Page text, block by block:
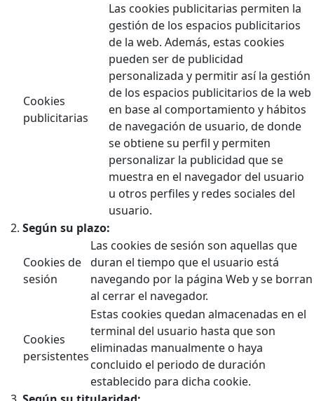
Cookies
publicitarias
Las cookies publicitarias permiten la
gestión de los espacios publicitarios
de la web. Además, estas cookies
pueden ser de publicidad
personalizada y permitir así la gestión
de los espacios publicitarios de la web
en base al comportamiento y hábitos
de navegación de usuario, de donde
se obtiene su perfil y permiten
personalizar la publicidad que se
muestra en el navegador del usuario
u otros perfiles y redes sociales del
usuario.
Según su plazo:
Cookies de
sesión
Las cookies de sesión son aquellas que
duran el tiempo que el usuario está
navegando por la página Web y se borran
al cerrar el navegador.
Cookies
persistentes
Estas cookies quedan almacenadas en el
terminal del usuario hasta que son
eliminadas manualmente o haya
concluido el periodo de duración
establecido para dicha cookie.